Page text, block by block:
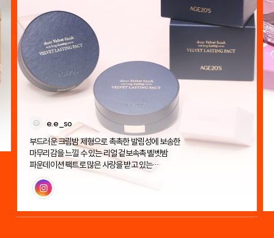
e.e_so
부드러운 크림밤 제형으로 촉촉한 발림성에 보송한
마무리감을 느낄 수 있는 리얼 겉보속촉 벨벳밤
파운데이션 팩트로 많은 사랑을 받고 있는
에이지투웨니스 벨벳 래스팅 팩트!
인스타그램